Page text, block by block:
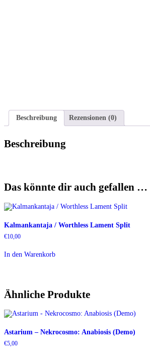
Beschreibung
Rezensionen (0)
Beschreibung
Das könnte dir auch gefallen …
Kalmankantaja / Worthless Lament Split
€10,00
In den Warenkorb
Ähnliche Produkte
Astarium – Nekrocosmo: Anabiosis (Demo)
€5,00